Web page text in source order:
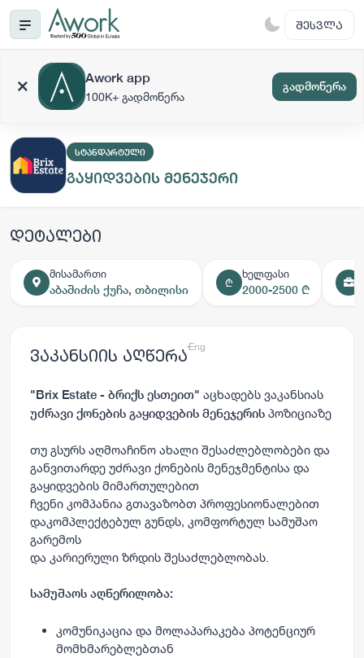
ᲨᲔᲡᲕᲚᲐ
Awork app
100K+ გადმოწერა
გადმოწერა
ᲡᲢᲐᲜᲓᲐᲠᲢᲣᲚᲘ
გაყიდვების მენეჯერი
დეტალები
მისამართი
აბაშიძის ქუჩა, თბილისი
₾
ხელფასი
2000-2500 ₾
ვაკანსიის აღწერაქარ
Eng
"Brix Estate - ბრიქს ესთეით" აცხადებს ვაკანსიას
უძრავი ქონების გაყიდვების მენეჯერის პოზიციაზე
თუ გსურს აღმოაჩინო ახალი შესაძლებლობები და
განვითარდე უძრავი ქონების მენეჯმენტისა და
გაყიდვების მიმართულებით
ჩვენი კომპანია გთავაზობთ პროფესიონალებით
დაკომპლექტებულ გუნდს, კომფორტულ სამუშაო
გარემოს
და კარიერული ზრდის შესაძლებლობას.
სამუშაოს აღწერილობა:
კომუნიკაცია და მოლაპარაკება პოტენციურ
მომხმარებლებთან